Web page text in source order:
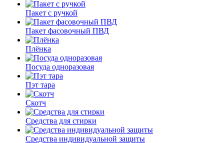
Пакет с ручкой
Пакет фасовочный ПВД
Плёнка
Посуда одноразовая
Пэт тара
Скотч
Средства для стирки
Средства индивидуальной защиты